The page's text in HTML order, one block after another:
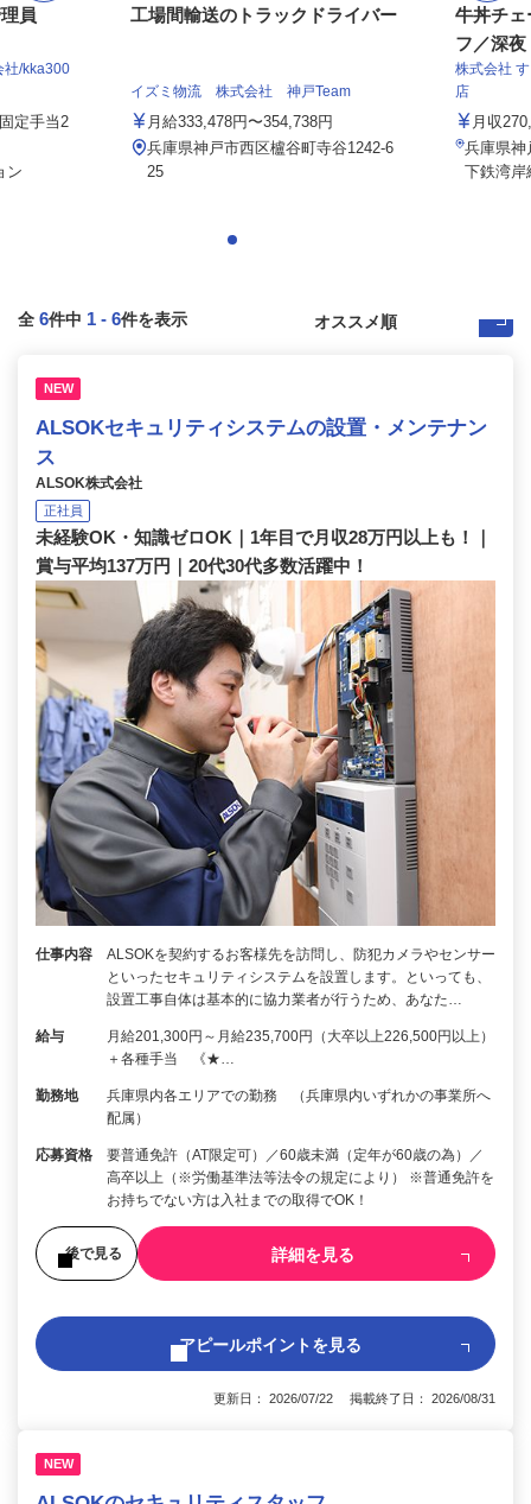
員
社/kka300
定手当2
ン
工場間輸送のトラックドライバー
イズミ物流 株式会社 神戸Team
月給333,478円〜354,738円
兵庫県神戸市西区櫨谷町寺谷1242-6
25
牛丼チェ
フ／深夜
株式会社
店
月収
兵庫県神
下鉄湾岸
全 6件中 1 - 6件を表示
NEW
ALSOKセキュリティシステムの設置・メンテナン
ス
ALSOK株式会社
正社員
未経験OK・知識ゼロOK｜1年目で月収28万円以上も！｜
賞与平均137万円｜20代30代多数活躍中！
仕事内容
ALSOKを契約するお客様先を訪問し、防犯カメラやセンサー
といったセキュリティシステムを設置します。といっても、
設置工事自体は基本的に協力業者が行うため、あなた…
給与
月給201,300円～月給235,700円（大卒以上226,500円以上）
＋各種手当 《★…
勤務地
兵庫県内各エリアでの勤務 （兵庫県内いずれかの事業所へ
配属）
応募資格
要普通免許（AT限定可）／60歳未満（定年が60歳の為）／
高卒以上（※労働基準法等法令の規定により） ※普通免許を
お持ちでない方は入社までの取得でOK！
後で見る 詳細を見る
アピールポイントを見る
更新日： 2026/07/22 掲載終了日： 2026/08/31
NEW